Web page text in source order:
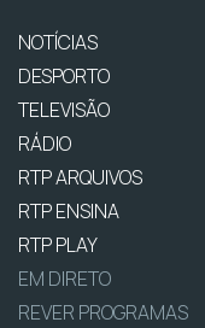
NOTÍCIAS
DESPORTO
TELEVISÃO
RÁDIO
RTP ARQUIVOS
RTP ENSINA
RTP PLAY
EM DIRETO
REVER PROGRAMAS